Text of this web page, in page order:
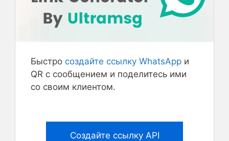
Быстро создайте ссылку WhatsApp и
QR с сообщением и поделитесь ими
со своим клиентом.
Создайте ссылку API